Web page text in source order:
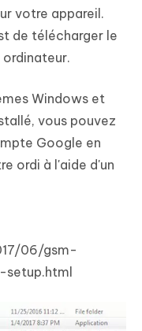
votre appareil.
de télécharger le
Windows et
vous pouvez
Google en
ordi à l'aide d'un
06/gsm-